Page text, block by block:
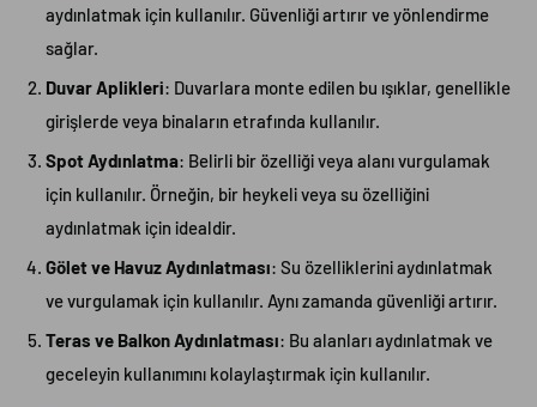
aydınlatmak için kullanılır. Güvenliği artırır ve yönlendirme
sağlar.
Duvar Aplikleri: Duvarlara monte edilen bu ışıklar, genellikle
girişlerde veya binaların etrafında kullanılır.
Spot Aydınlatma: Belirli bir özelliği veya alanı vurgulamak
için kullanılır. Örneğin, bir heykeli veya su özelliğini
aydınlatmak için idealdir.
Gölet ve Havuz Aydınlatması: Su özelliklerini aydınlatmak
ve vurgulamak için kullanılır. Aynı zamanda güvenliği artırır.
Teras ve Balkon Aydınlatması: Bu alanları aydınlatmak ve
geceleyin kullanımını kolaylaştırmak için kullanılır.